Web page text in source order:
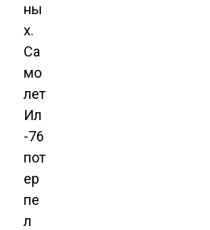
ны
х.
Са
мо
лет
Ил
-76
пот
ер
пе
л